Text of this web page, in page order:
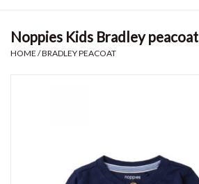
Meisjes
Noppies Kids Bradley peacoat
HOME /BRADLEY PEACOAT